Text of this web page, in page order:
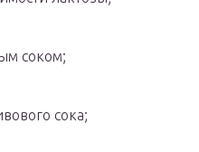
соком;
сока;